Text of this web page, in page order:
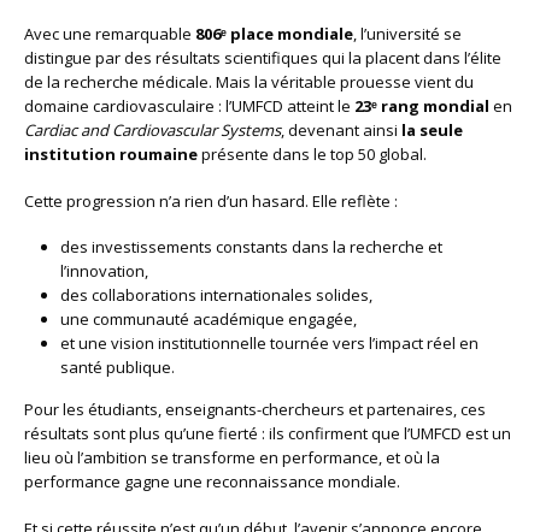
qui
confirme
l’excellenc
Avec une remarquable 806ᵉ place mondiale, l’université se
distingue par des résultats scientifiques qui la placent dans l’élite
de la recherche médicale. Mais la véritable prouesse vient du
domaine cardiovasculaire : l’UMFCD atteint le 23ᵉ rang mondial en
Cardiac and Cardiovascular Systems, devenant ainsi la seule
institution roumaineprésente dans le top 50 global.
Cette progression n’a rien d’un hasard. Elle reflète :
des investissements constants dans la recherche et
l’innovation,
des collaborations internationales solides,
une communauté académique engagée,
et une vision institutionnelle tournée vers l’impact réel en
santé publique.
Pour les étudiants, enseignants-chercheurs et partenaires, ces
résultats sont plus qu’une fierté : ils confirment que l’UMFCD est un
lieu où l’ambition se transforme en performance, et où la
performance gagne une reconnaissance mondiale.